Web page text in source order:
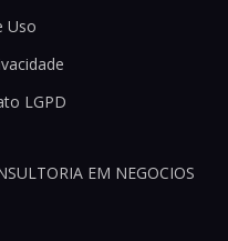
Uso
LGPD
EM NEGOCIOS